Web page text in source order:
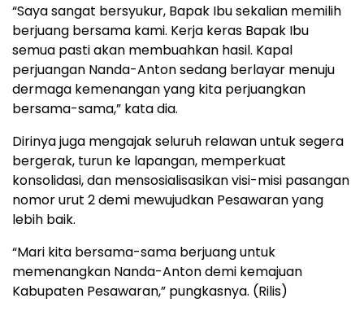
“Saya sangat bersyukur, Bapak Ibu sekalian memilih
berjuang bersama kami. Kerja keras Bapak Ibu
semua pasti akan membuahkan hasil. Kapal
perjuangan Nanda-Anton sedang berlayar menuju
dermaga kemenangan yang kita perjuangkan
bersama-sama,” kata dia.
Dirinya juga mengajak seluruh relawan untuk segera
bergerak, turun ke lapangan, memperkuat
konsolidasi, dan mensosialisasikan visi-misi pasangan
nomor urut 2 demi mewujudkan Pesawaran yang
lebih baik.
“Mari kita bersama-sama berjuang untuk
memenangkan Nanda-Anton demi kemajuan
Kabupaten Pesawaran,” pungkasnya. (Rilis)